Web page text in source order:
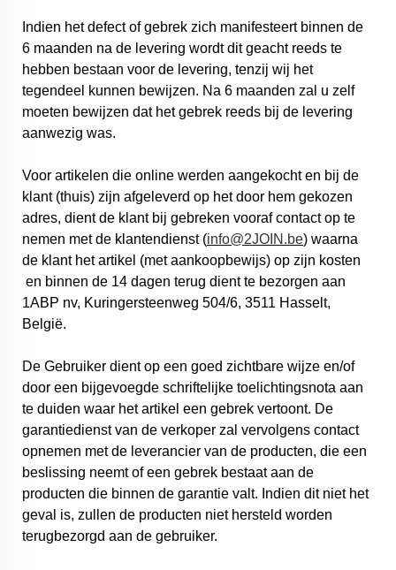
Indien het defect of gebrek zich manifesteert binnen de
6 maanden na de levering wordt dit geacht reeds te
hebben bestaan voor de levering, tenzij wij het
tegendeel kunnen bewijzen. Na 6 maanden zal u zelf
moeten bewijzen dat het gebrek reeds bij de levering
aanwezig was.
Voor artikelen die online werden aangekocht en bij de
klant (thuis) zijn afgeleverd op het door hem gekozen
adres, dient de klant bij gebreken vooraf contact op te
nemen met de klantendienst (info@2JOIN.be) waarna
de klant het artikel (met aankoopbewijs) op zijn kosten
en binnen de 14 dagen terug dient te bezorgen aan
1ABP nv, Kuringersteenweg 504/6, 3511 Hasselt,
België.
De Gebruiker dient op een goed zichtbare wijze en/of
door een bijgevoegde schriftelijke toelichtingsnota aan
te duiden waar het artikel een gebrek vertoont. De
garantiedienst van de verkoper zal vervolgens contact
opnemen met de leverancier van de producten, die een
beslissing neemt of een gebrek bestaat aan de
producten die binnen de garantie valt. Indien dit niet het
geval is, zullen de producten niet hersteld worden
terugbezorgd aan de gebruiker.